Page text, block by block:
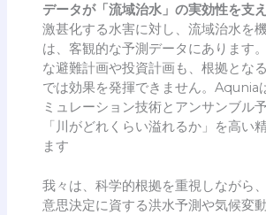
データが「流域治水」の実効性を支
激甚化する水害に対し、流域治水を
は、客観的な予測データにあります
な避難計画や投資計画も、根拠とな
では効果を発揮できません。Aqunia
ミュレーション技術とアンサンブル
「川がどれくらい溢れるか」を高い
ます
我々は、科学的根拠を重視しながら
意思決定に資する洪水予測や気候変